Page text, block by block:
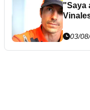
"Saya
03/